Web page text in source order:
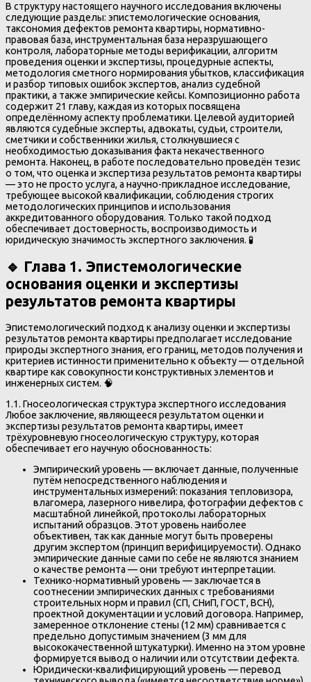
В структуру настоящего научного исследования включены
следующие разделы: эпистемологические основания,
таксономия дефектов ремонта квартиры, нормативно-
правовая база, инструментальная база неразрушающего
контроля, лабораторные методы верификации, алгоритм
проведения оценки и экспертизы, процедурные аспекты,
методология сметного нормирования убытков, классификация
и разбор типовых ошибок экспертов, анализ судебной
практики, а также эмпирические кейсы. Композиционно работа
содержит 21 главу, каждая из которых посвящена
определённому аспекту проблематики. Целевой аудиторией
являются судебные эксперты, адвокаты, судьи, строители,
сметчики и собственники жилья, столкнувшиеся с
необходимостью доказывания факта некачественного
ремонта. Наконец, в работе последовательно проведён тезис
о том, что оценка и экспертиза результатов ремонта квартиры
— это не просто услуга, а научно-прикладное исследование,
требующее высокой квалификации, соблюдения строгих
методологических принципов и использования
аккредитованного оборудования. Только такой подход
обеспечивает достоверность, воспроизводимость и
юридическую значимость экспертного заключения. 🧪
🔹 Глава 1. Эпистемологические
основания оценки и экспертизы
результатов ремонта квартиры
Эпистемологический подход к анализу оценки и экспертизы
результатов ремонта квартиры предполагает исследование
природы экспертного знания, его границ, методов получения и
критериев истинности применительно к объекту — отдельной
квартире как совокупности конструктивных элементов и
инженерных систем. 🧠
1.1. Гносеологическая структура экспертного исследования
Любое заключение, являющееся результатом оценки и
экспертизы результатов ремонта квартиры, имеет
трёхуровневую гносеологическую структуру, которая
обеспечивает его научную обоснованность:
Эмпирический уровень — включает данные, полученные
путём непосредственного наблюдения и
инструментальных измерений: показания тепловизора,
влагомера, лазерного нивелира, фотографии дефектов с
масштабной линейкой, протоколы лабораторных
испытаний образцов. Этот уровень наиболее
объективен, так как данные могут быть проверены
другим экспертом (принцип верифицируемости). Однако
эмпирические данные сами по себе не являются знанием
о качестве ремонта — они требуют интерпретации.
Технико-нормативный уровень — заключается в
соотнесении эмпирических данных с требованиями
строительных норм и правил (СП, СНиП, ГОСТ, ВСН),
проектной документации и условий договора. Например,
замеренное отклонение стены (12 мм) сравнивается с
предельно допустимым значением (3 мм для
высококачественной штукатурки). Именно на этом уровне
формируется вывод о наличии или отсутствии дефекта.
Юридически-квалифицирующий уровень — перевод